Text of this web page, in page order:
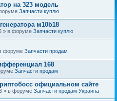
на 323 модель
Запчасти куплю
м10b18
» в форуме Запчасти куплю
форуме Запчасти продам
168
Запчасти продам
официальном сайте
» в форуме Запчасти продам Украина